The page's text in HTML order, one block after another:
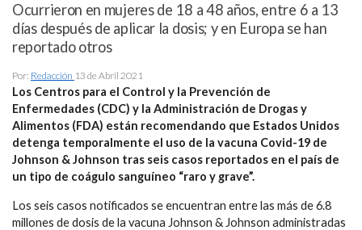
Ocurrieron en mujeres de 18 a 48 años, entre 6 a 13
días después de aplicar la dosis; y en Europa se han
reportado otros
Por: Redacción 13 de Abril 2021
Los Centros para el Control y la Prevención de
Enfermedades (CDC) y la Administración de Drogas y
Alimentos (FDA) están recomendando que Estados Unidos
detenga temporalmente el uso de la vacuna Covid-19 de
Johnson & Johnson tras seis casos reportados en el país de
un tipo de coágulo sanguíneo “raro y grave”.
Los seis casos notificados se encuentran entre las más de 6.8
millones de dosis de la vacuna Johnson & Johnson administradas